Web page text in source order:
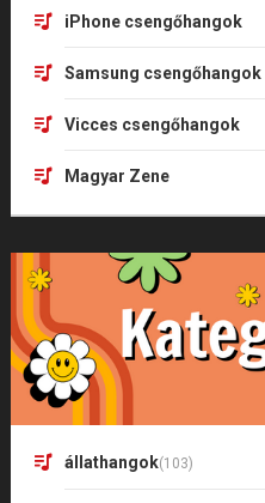
iPhone csengőhangok
Samsung csengőhangok
Vicces csengőhangok
Magyar Zene
állathangok(103)